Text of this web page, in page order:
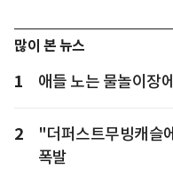
많이 본 뉴스
1 애들 노는 물놀이장
2
"더퍼스트무빙캐슬
폭발